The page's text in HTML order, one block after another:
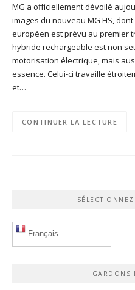
MG a officiellement dévoilé
images du nouveau MG HS,
européen est prévu au premier
hybride rechargeable est non
motorisation électrique, mais
essence. Celui-ci travaille
et…
CONTINUER LA LECTURE
Français
GARDONS